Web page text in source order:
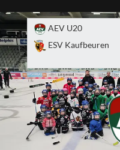
to
content
AEV U20
ESV Kaufbeuren